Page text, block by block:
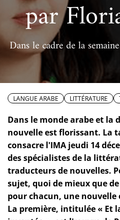
par
Dans le cadre de la
LANGUE ARABE LITTÉRATURE
Dans le monde arabe et la
nouvelle est florissant. La
consacre l'IMA jeudi 14
des spécialistes de la
traducteurs de nouvelles.
sujet, quoi de mieux que
pour chacun, une
La première, intitulée « Et